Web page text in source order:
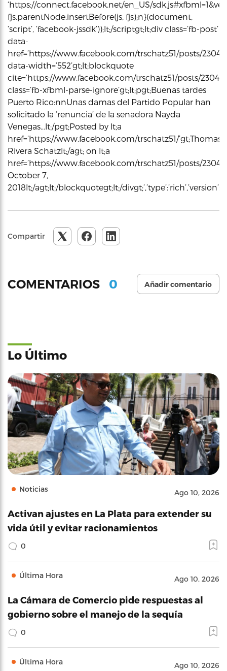
‘https://connect.facebook.net/en_US/
fjs.parentNode.insertBefore(js, fjs);n}(document,
‘script’, ‘facebook-jssdk’));lt;/scriptgt;lt;div class=’fb-post’
data-
href=’https://www.facebook.com/trschatz51/posts/
data-width=’552’gt;lt;blockquote
cite=’https://www.facebook.com/trschatz51/posts/
class=’fb-xfbml-parse-ignore’gt;lt;pgt;Buenas tardes
Puerto Rico:nnUnas damas del Partido Popular han
solicitado la ‘renuncia’ de la senadora Nayda
Venegas…lt;/pgt;Posted by lt;a
href=’https://www.facebook.com/trschatz51/’gt;Thomas
Rivera Schatzlt;/agt; on lt;a
href=’https://www.facebook.com/trschatz51/posts/
October 7,
2018lt;/agt;lt;/blockquotegt;lt;/
Compartir
COMENTARIOS 0 Añadir comentario
Lo Último
Noticias Ago 10, 2026
Activan ajustes en La Plata para extender su
vida útil y evitar racionamientos
0
Última Hora Ago 10, 2026
La Cámara de Comercio pide respuestas al
gobierno sobre el manejo de la sequía
0
Última Hora Ago 10, 2026